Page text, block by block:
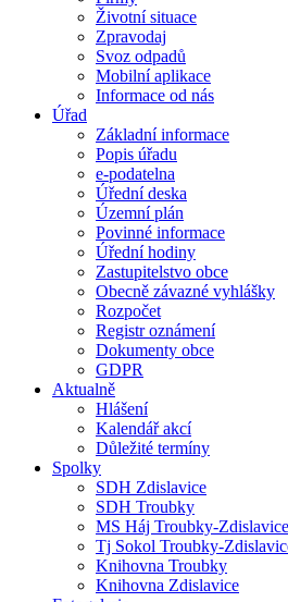
Životní situace
Zpravodaj
Svoz odpadů
Mobilní aplikace
Informace od nás
Úřad
Základní informace
Popis úřadu
e-podatelna
Úřední deska
Územní plán
Povinné informace
Úřední hodiny
Zastupitelstvo obce
Obecně závazné vyhlášky
Rozpočet
Registr oznámení
Dokumenty obce
GDPR
Aktualně
Hlášení
Kalendář akcí
Důležité termíny
Spolky
SDH Zdislavice
SDH Troubky
MS Háj Troubky-Zdislavice
Tj Sokol Troubky-
Knihovna Troubky
Knihovna Zdislavice